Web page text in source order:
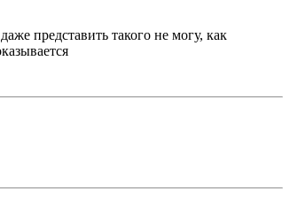
представить такого не могу, как